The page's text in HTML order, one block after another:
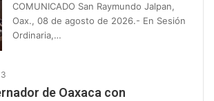
COMUNICADO San Raymundo Jalpan,
Oax., 08 de agosto de 2026.- En Sesión
Ordinaria,…
de Oaxaca con